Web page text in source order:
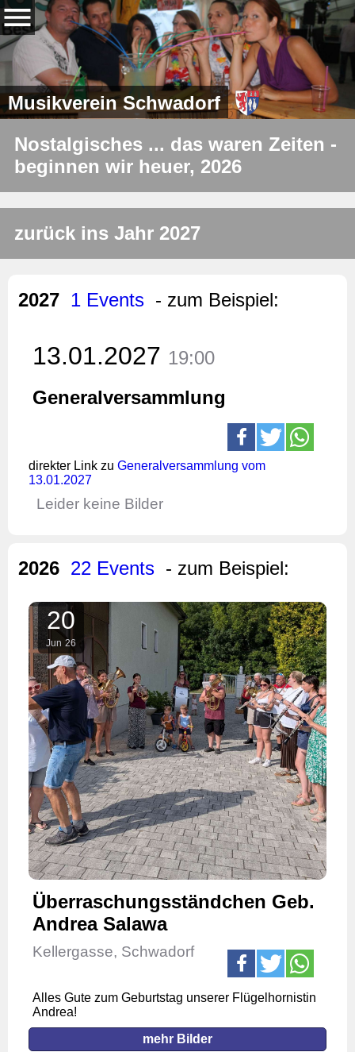
Musikverein Schwadorf
Nostalgisches ... das waren Zeiten -
beginnen wir heuer, 2026
zurück ins Jahr 2027
2027 1 Events - zum Beispiel:
13.01.2027 19:00
Generalversammlung
direkter Link zu Generalversammlung vom
13.01.2027
Leider keine Bilder
2026 22 Events - zum Beispiel:
20
Jun 26
Überraschungsständchen Geb.
Andrea Salawa
Kellergasse, Schwadorf
Alles Gute zum Geburtstag unserer Flügelhornistin
Andrea!
mehr Bilder